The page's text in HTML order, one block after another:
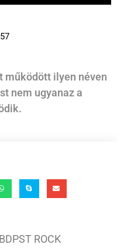
működött ilyen néven
nem ugyanaz a
ROCK